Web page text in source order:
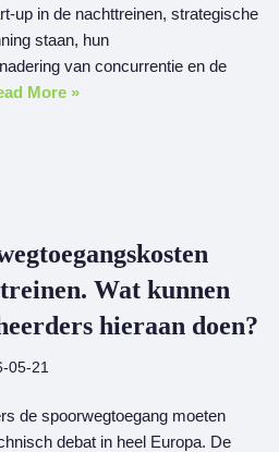
up in de nachttreinen, strategische
staan, hun
van concurrentie en de
More »
Wat kunnen
hieraan doen?
05-21
de spoorwegtoegang moeten
debat in heel Europa. De